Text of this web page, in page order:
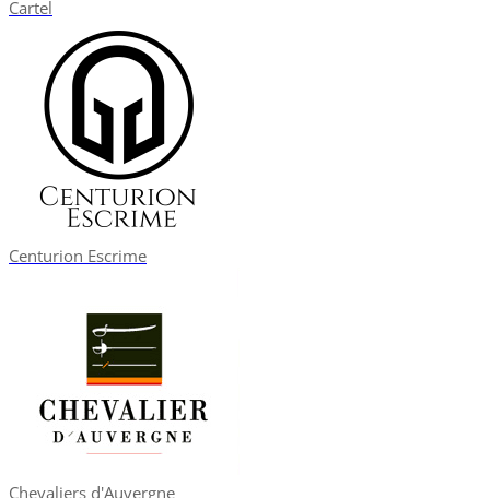
Cartel
Centurion Escrime
Chevaliers d'Auvergne